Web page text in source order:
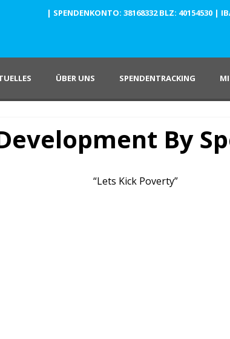
| SPENDENKONTO: 38168332 BLZ: 40154530 |
ÜBER UNS SPENDENTRACKING
By
“Lets Kick Poverty”